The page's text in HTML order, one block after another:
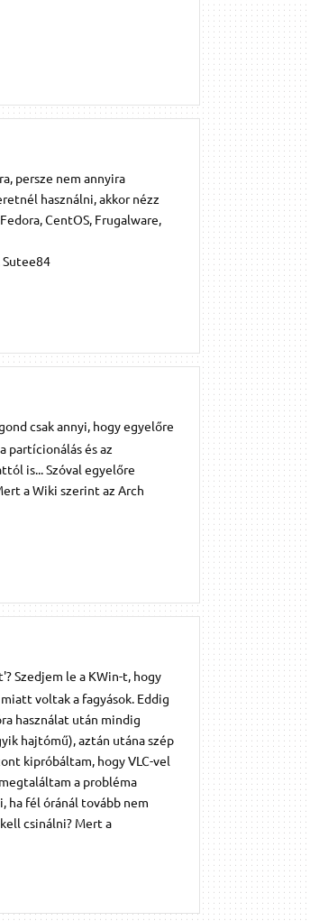
persze nem annyira
használni, akkor nézz
CentOS, Frugalware,
csak annyi, hogy egyelőre
partícionálás és az
is... Szóval egyelőre
a Wiki szerint az Arch
Szedjem le a KWin-t, hogy
voltak a fagyások. Eddig
használat után mindig
hajtómű), aztán utána szép
kipróbáltam, hogy VLC-vel
a probléma
ha fél óránál tovább nem
csinálni? Mert a